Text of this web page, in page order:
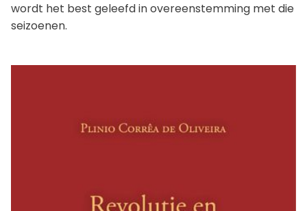
wordt het best geleefd in overeenstemming met die
seizoenen.